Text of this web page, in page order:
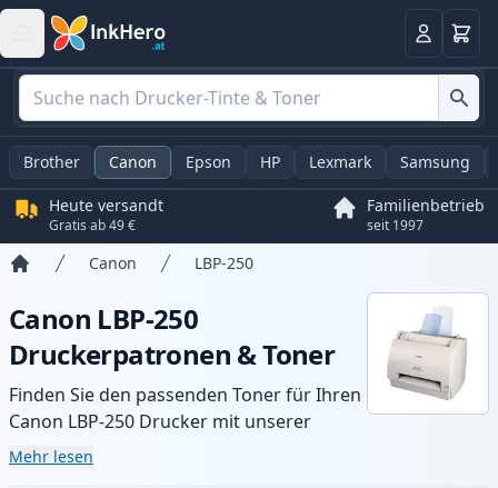
Anmelden
Brother Canon Epson HP Lexmark Samsung
Heute versandt
Gratis ab 49 €
Familienbetrieb
seit 1997
Canon LBP-250
Canon LBP-250
Druckerpatronen & Toner
Finden Sie den passenden Toner für Ihren
Canon LBP-250 Drucker mit unserer
Auswahl an kompatiblen und XL-Patronen.
Mehr lesen